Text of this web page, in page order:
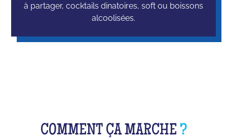
à partager, cocktails dinatoires, soft ou boissons
alcoolisées.
COMMENT ÇA MARCHE ?